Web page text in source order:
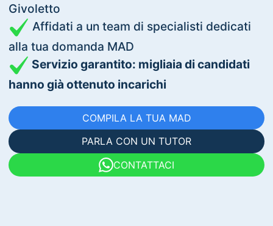
Givoletto
Affidati a un team di specialisti dedicati
alla tua domanda MAD
Servizio garantito: migliaia di candidati
hanno già ottenuto incarichi
COMPILA LA TUA MAD
PARLA CON UN TUTOR
CONTATTACI